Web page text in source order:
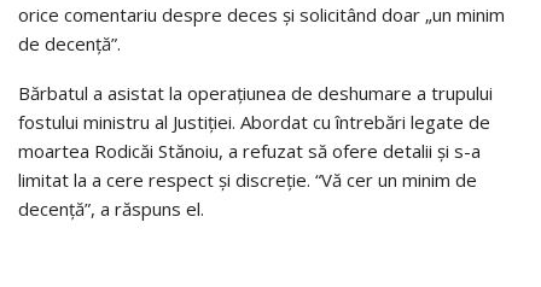
orice comentariu despre deces și solicitând doar „un minim
de decență”.
Bărbatul a asistat la operațiunea de deshumare a trupului
fostului ministru al Justiției. Abordat cu întrebări legate de
moartea Rodicăi Stănoiu, a refuzat să ofere detalii și s-a
limitat la a cere respect și discreție. “Vă cer un minim de
decență”, a răspuns el.